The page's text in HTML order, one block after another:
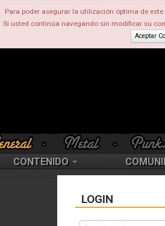
Para poder asegurar la utilización óptima de
Si usted continúa navegando sin modificar su
Aceptar
CONTENIDO
LOGIN